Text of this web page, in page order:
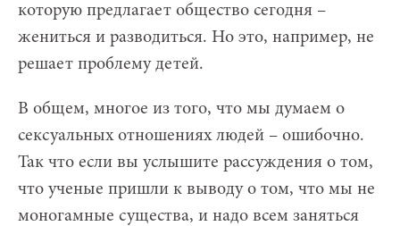
которую предлагает общество сегодня –
жениться и разводиться. Но это, например, не
решает проблему детей.
В общем, многое из того, что мы думаем о
сексуальных отношениях людей – ошибочно.
Так что если вы услышите рассуждения о том,
что ученые пришли к выводу о том, что мы не
моногамные существа, и надо всем заняться